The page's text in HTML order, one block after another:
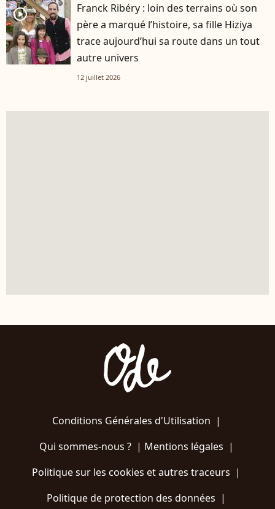
player2
Franck Ribéry : loin des terrains où son
père a marqué l’histoire, sa fille Hiziya
trace aujourd’hui sa route dans un tout
autre univers
12 juillet 2026
Conditions Générales d'Utilisation |
Qui sommes-nous ?| Mentions légales |
Politique sur les cookies et autres traceurs |
Politique de protection des données |